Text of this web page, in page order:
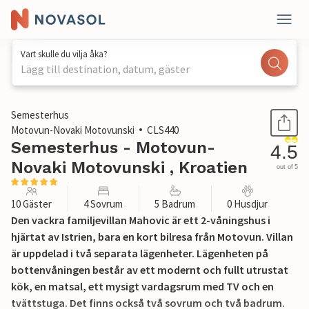
Vart skulle du vilja åka?
Lägg till destination, datum, gäster
1 / 54
Semesterhus
Motovun-Novaki Motovunski
CLS440
Semesterhus - Motovun-
Novaki Motovunski , Kroatien
4.5
out of 5
10 Gäster 4 Sovrum 5 Badrum 0 Husdjur
Den vackra familjevillan Mahovic är ett 2-våningshus i
hjärtat av Istrien, bara en kort bilresa från Motovun. Villan
är uppdelad i två separata lägenheter. Lägenheten på
bottenvåningen består av ett modernt och fullt utrustat
kök, en matsal, ett mysigt vardagsrum med TV och en
tvättstuga. Det finns också två sovrum och två badrum.